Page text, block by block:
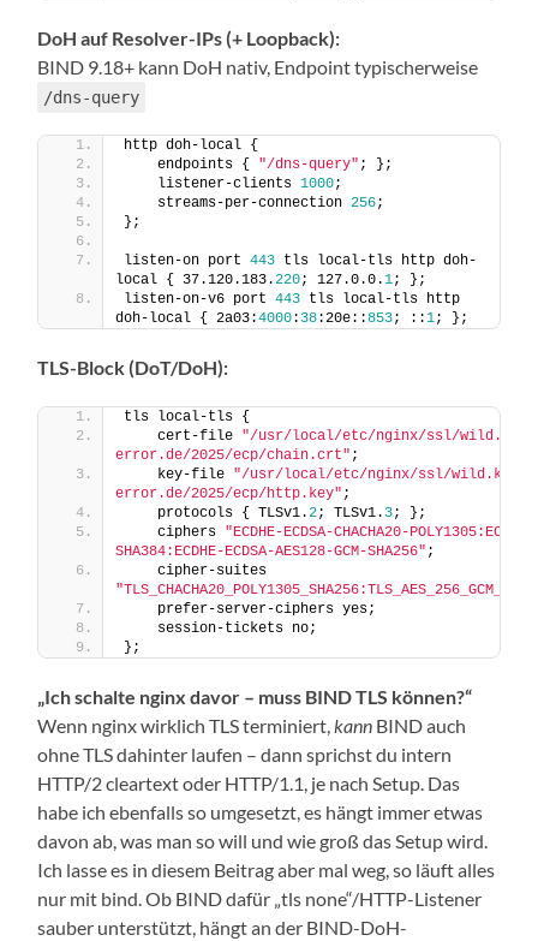
DoH auf Resolver-IPs (+ Loopback):
BIND 9.18+ kann DoH nativ, Endpoint typischerweise
/dns-query
http doh-local {
    endpoints {
"/dns-query" ; };
    listener-clients
1000;
    streams-per-connection
256;
};
listen-on port 443 tls local-tls http doh-
local { 37.120.183.220; 127.0.0.1; };
listen-on-v6 port 443 tls local-tls http
doh-local { 2a03:4000: 38:20e::853; ::1; };
TLS-Block (DoT/DoH):
tls local-tls {
    cert-file
"/usr/local/etc/nginx/ssl/
error.de/2025/ecp/chain.crt" ;
    key-file
"/usr/local/etc/nginx/ssl/
error.de/2025/ecp/http.key" ;
    protocols { TLSv1.
2; TLSv1. 3; };
    ciphers
"ECDHE-ECDSA-CHACHA20-
SHA384:ECDHE-ECDSA-AES128-GCM-SHA256" ;
    prefer-server-ciphers yes;
    session-tickets no;
};
„Ich schalte nginx davor – muss BIND TLS können?“
Wenn nginx wirklich TLS terminiert,kann BIND auch
ohne TLS dahinter laufen – dann sprichst du intern
HTTP/2 cleartext oder HTTP/1.1, je nach Setup. Das
habe ich ebenfalls so umgesetzt, es hängt immer etwas
davon ab, was man so will und wie groß das Setup wird.
Ich lasse es in diesem Beitrag aber mal weg, so läuft alles
nur mit bind. Ob BIND dafür „tls none“/HTTP-Listener
sauber unterstützt, hängt an der BIND-DoH-